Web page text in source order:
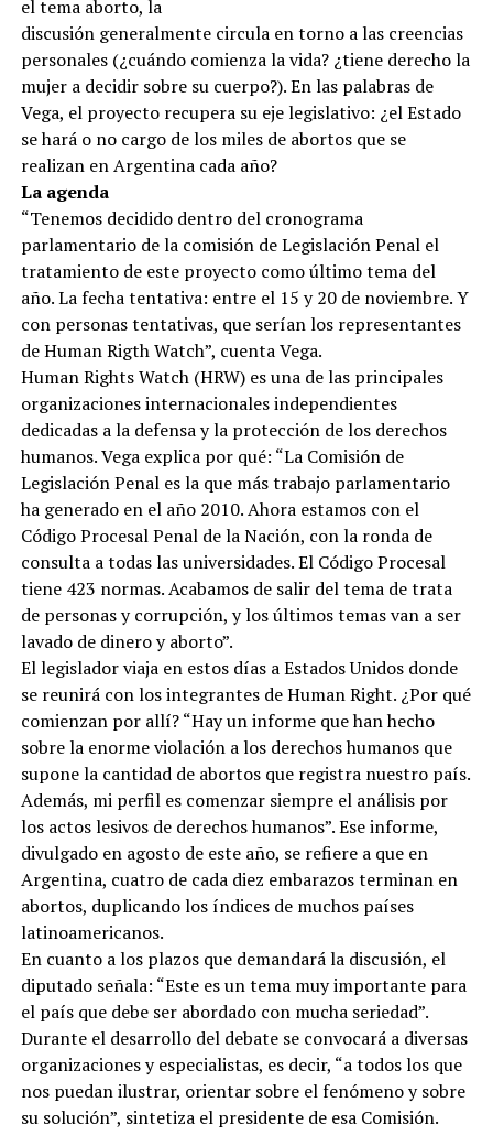
el tema aborto, la
discusión generalmente circula en torno a las creencias
personales (¿cuándo comienza la vida? ¿tiene derecho la
mujer a decidir sobre su cuerpo?). En las palabras de
Vega, el proyecto recupera su eje legislativo: ¿el Estado
se hará o no cargo de los miles de abortos que se
realizan en Argentina cada año?
La agenda
“Tenemos decidido dentro del cronograma
parlamentario de la comisión de Legislación Penal el
tratamiento de este proyecto como último tema del
año. La fecha tentativa: entre el 15 y 20 de noviembre. Y
con personas tentativas, que serían los representantes
de Human Rigth Watch”, cuenta Vega.
Human Rights Watch (HRW) es una de las principales
organizaciones internacionales independientes
dedicadas a la defensa y la protección de los derechos
humanos. Vega explica por qué: “La Comisión de
Legislación Penal es la que más trabajo parlamentario
ha generado en el año 2010. Ahora estamos con el
Código Procesal Penal de la Nación, con la ronda de
consulta a todas las universidades. El Código Procesal
tiene 423 normas. Acabamos de salir del tema de trata
de personas y corrupción, y los últimos temas van a ser
lavado de dinero y aborto”.
El legislador viaja en estos días a Estados Unidos donde
se reunirá con los integrantes de Human Right. ¿Por qué
comienzan por allí? “Hay un informe que han hecho
sobre la enorme violación a los derechos humanos que
supone la cantidad de abortos que registra nuestro país.
Además, mi perfil es comenzar siempre el análisis por
los actos lesivos de derechos humanos”. Ese informe,
divulgado en agosto de este año, se refiere a que en
Argentina, cuatro de cada diez embarazos terminan en
abortos, duplicando los índices de muchos países
latinoamericanos.
En cuanto a los plazos que demandará la discusión, el
diputado señala: “Este es un tema muy importante para
el país que debe ser abordado con mucha seriedad”.
Durante el desarrollo del debate se convocará a diversas
organizaciones y especialistas, es decir, “a todos los que
nos puedan ilustrar, orientar sobre el fenómeno y sobre
su solución”, sintetiza el presidente de esa Comisión.